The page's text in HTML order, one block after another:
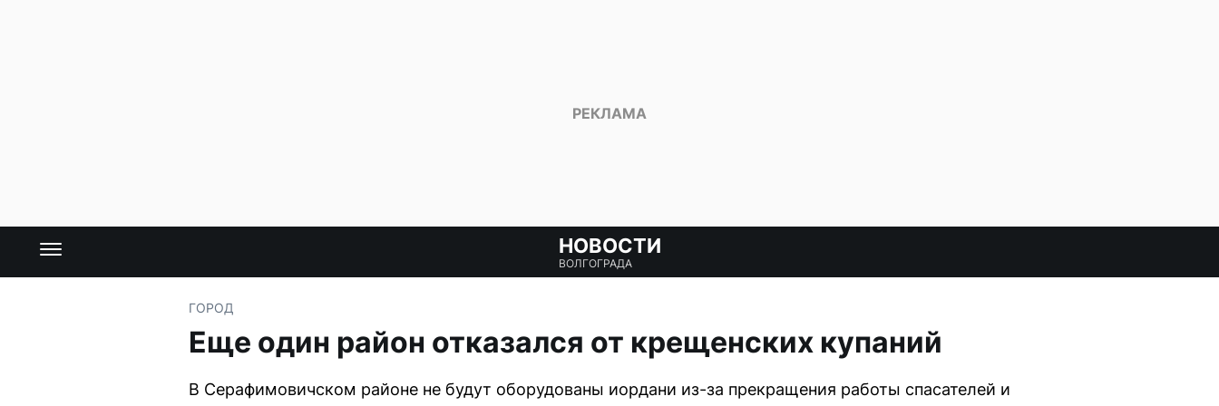
НОВОСТИ
ВОЛГОГРАДА
ГОРОД
Еще один район отказался от крещенских купаний
В Серафимовичском районе не будут оборудованы иордани из-за прекращения работы спасателей и